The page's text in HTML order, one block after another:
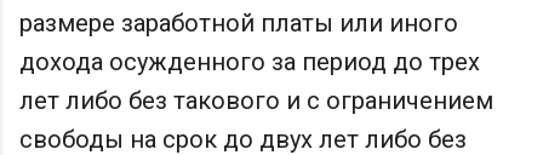
размере заработной платы или иного
дохода осужденного за период до трех
лет либо без такового и с ограничением
свободы на срок до двух лет либо без